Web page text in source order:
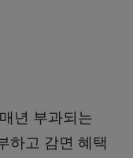
년 부과되는
하고 감면 혜택